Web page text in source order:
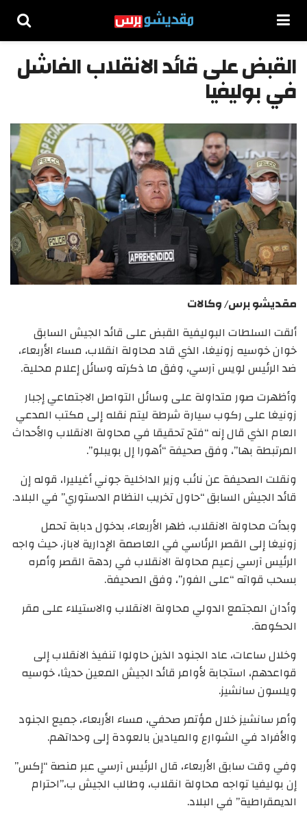
القبض على قائد الانقلاب الفاشل
في بوليفيا
مقديشو برس/ وكالات
ألقت السلطات البوليفية القبض على قائد الجيش السابق
خوان خوسيه زونيغا، الذي قاد محاولة انقلاب، مساء الأربعاء،
ضد الرئيس لويس آرسي، وفق ما ذكرته وسائل إعلام محلية.
وأظهرت صور متداولة على وسائل التواصل الاجتماعي إجبار
زونيغا على ركوب سيارة شرطة ليتم نقله إلى مكتب المدعي
العام الذي قال إنه “فتح تحقيقا في محاولة الانقلاب والأحداث
المرتبطة بها”، وفق صحيفة “أهورا إل بويبلو”.
ونقلت الصحيفة عن نائب وزير الداخلية جوني أغيليرا، قوله إن
قائد الجيش السابق “حاول تخريب النظام الدستوري” في البلاد.
وبدأت محاولة الانقلاب، ظهر الأربعاء، بدخول دبابة تحمل
زونيغا إلى القصر الرئاسي في العاصمة الإدارية لاباز، حيث واجه
الرئيس آرسي زعيم محاولة الانقلاب في ردهة القصر وأمره
بسحب قواته “على الفور”، وفق الصحيفة.
وأدان المجتمع الدولي محاولة الانقلاب والاستيلاء على مقر
الحكومة.
وخلال ساعات، عاد الجنود الذين حاولوا تنفيذ الانقلاب إلى
قواعدهم، استجابة لأوامر قائد الجيش المعين حديثا، خوسيه
ويلسون سانشيز.
وأمر سانشيز خلال مؤتمر صحفي، مساء الأربعاء، جميع الجنود
والأفراد في الشوارع والميادين بالعودة إلى وحداتهم.
وفي وقت سابق الأربعاء، قال الرئيس آرسي عبر منصة “إكس”
إن بوليفيا تواجه محاولة انقلاب، وطالب الجيش ب،”احترام
الديمقراطية” في البلاد.